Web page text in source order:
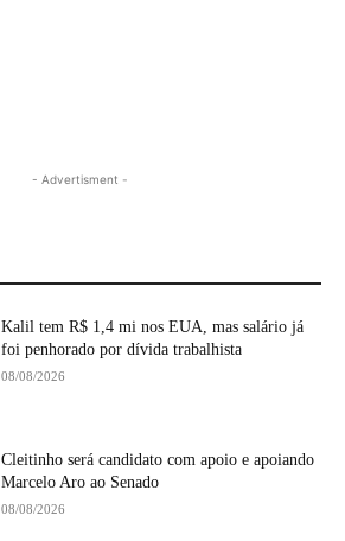
- Advertisment -
Kalil tem R$ 1,4 mi nos EUA, mas salário já
foi penhorado por dívida trabalhista
08/08/2026
Cleitinho será candidato com apoio e apoiando
Marcelo Aro ao Senado
08/08/2026